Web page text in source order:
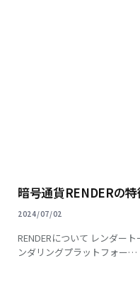
暗号通貨RENDERの
2024/07/02
RENDERについて レンダー
ンダリングプラットフォー…